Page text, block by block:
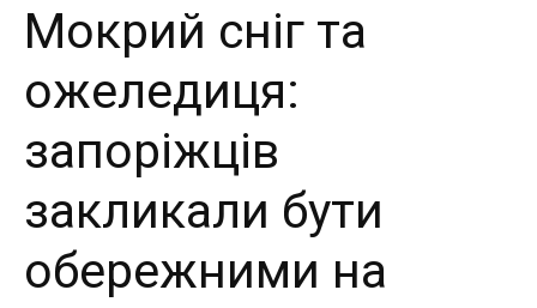
Мокрий сніг та
ожеледиця:
запоріжців
закликали бути
обережними на